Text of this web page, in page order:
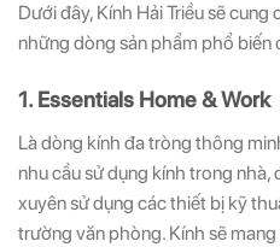
Dưới đây, Kính Hải Triều sẽ
những dòng sản phẩm phổ biến
1. Essentials Home & Work
Là dòng kính đa tròng thông
nhu cầu sử dụng kính trong
xuyên sử dụng các thiết bị kỹ
trường văn phòng. Kính sẽ